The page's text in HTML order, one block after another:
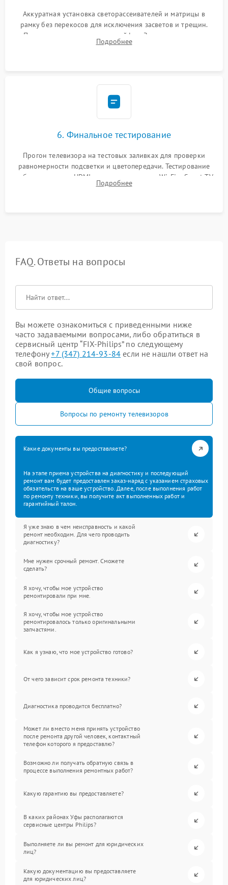
Аккуратная установка светорассеивателей и матрицы в
рамку без перекосов для исключения засветов и трещин.
Подключение внутренних шлейфов. Закрытие корпуса.
Сброс настроек и обновление программного обеспечения.
Подробнее
6. Финальное тестирование
Прогон телевизора на тестовых заливках для проверки
равномерности подсветки и цветопередачи. Тестирование
работы разъемов HDMI, динамиков, модуля Wi-Fi и Smart TV
в рабочем режиме в течение нескольких часов.
Подробнее
FAQ. Ответы на вопросы
Вы можете ознакомиться с приведенными ниже
часто задаваемыми вопросами, либо обратиться в
сервисный центр “FIX-Philips” по следующему
телефону+7 (347) 214-93-84 если не нашли ответ на
свой вопрос.
Общие вопросы
Вопросы по ремонту телевизоров
Какие документы вы предоставляете?
На этапе приема устройства на диагностику и последующий
ремонт вам будет предоставлен заказ-наряд с указанием страховых
обязательств на ваше устройство. Далее, после выполнения работ
по ремонту техники, вы получите акт выполненных работ и
гарантийный талон.
Я уже знаю в чем неисправность и какой
ремонт необходим. Для чего проводить
диагностику?
Мне нужен срочный ремонт. Сможете
сделать?
Я хочу, чтобы мое устройство
ремонтировали при мне.
Я хочу, чтобы мое устройство
ремонтировалось только оригинальными
запчастями.
Как я узнаю, что мое устройство готово?
От чего зависит срок ремонта техники?
Диагностика проводится бесплатно?
Может ли вместо меня принять устройство
после ремонта другой человек, контактный
телефон которого я предоставлю?
Возможно ли получать обратную связь в
процессе выполнения ремонтных работ?
Какую гарантию вы предоставляете?
В каких районах Уфы располагаются
сервисные центры Philips?
Выполняете ли вы ремонт для юридических
лиц?
Какую документацию вы предоставляете
для юридических лиц?